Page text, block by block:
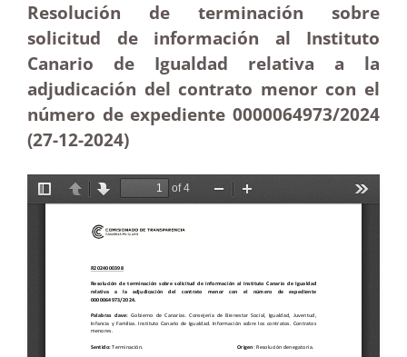
Resolución de terminación sobre
solicitud de información al Instituto
Canario de Igualdad relativa a la
adjudicación del contrato menor con el
número de expediente 0000064973/2024
(27-12-2024)